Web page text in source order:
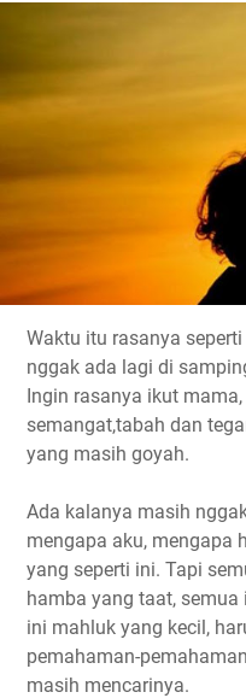
Waktu itu rasanya
nggak ada lagi di
Ingin rasanya ikut
semangat,tabah dan
yang masih goyah.
Ada kalanya masih
mengapa aku, mengapa
yang seperti ini. Tapi
hamba yang taat,
ini mahluk yang kecil,
pemahaman-
masih mencarinya.